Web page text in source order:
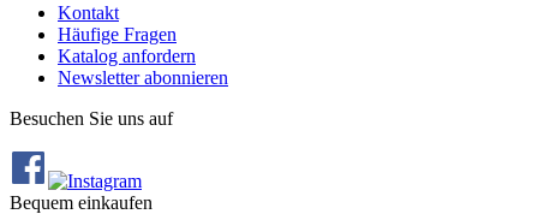
Kontakt
Häufige Fragen
Katalog anfordern
Newsletter abonnieren
Besuchen Sie uns auf
Bequem einkaufen